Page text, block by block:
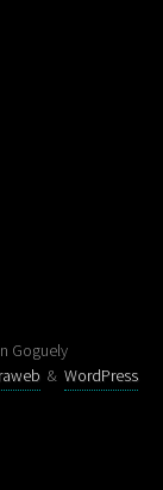
Goguely
& WordPress